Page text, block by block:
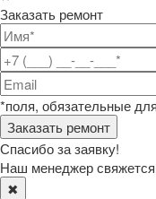
Заказать ремонт
*поля, обязательные
Спасибо за заявку!
Наш менеджер
✖